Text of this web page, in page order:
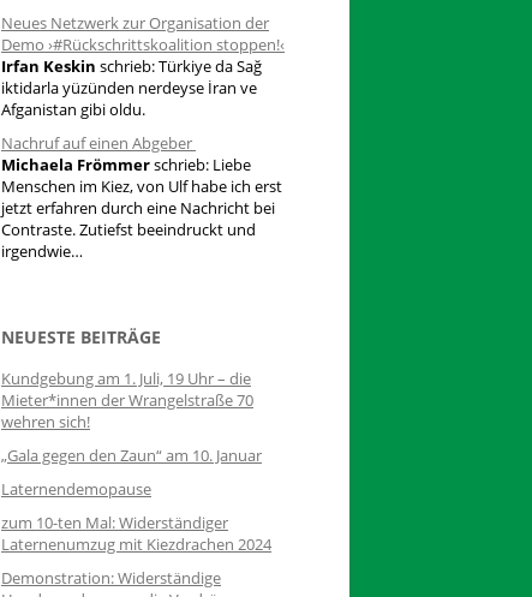
Neues Netzwerk zur Organisation der
Demo ›#Rückschrittskoalition stoppen!‹
Irfan Keskin schrieb:Türkiye da Sağ
iktidarla yüzünden nerdeyse İran ve
Afganistan gibi oldu.
Nachruf auf einen Abgeber
Michaela Frömmerschrieb: Liebe
Menschen im Kiez, von Ulf habe ich erst
jetzt erfahren durch eine Nachricht bei
Contraste. Zutiefst beeindruckt und
irgendwie…
NEUESTE BEITRÄGE
Kundgebung am 1. Juli, 19 Uhr – die
Mieter*innen der Wrangelstraße 70
wehren sich!
„Gala gegen den Zaun“ am 10. Januar
Laternendemopause
zum 10-ten Mal: Widerständiger
Laternenumzug mit Kiezdrachen 2024
Demonstration: Widerständige